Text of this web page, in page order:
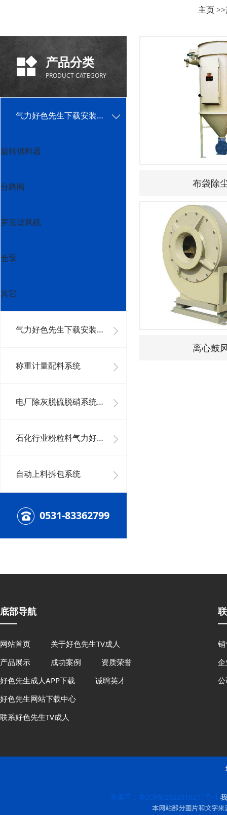
主页>>
产品分类
PRODUCT CATEGORY
气力好色先生下载安装单机设备
旋转供料器
分路阀
罗茨鼓风机
仓泵
其它
气力好色先生下载安装系统工程
称重计量配料系统
电厂除灰脱硫脱硝系统及其它好色先生下载安装系统
石化行业粉粒料气力好色先生下载安装系统
自动上料拆包系统
0531-83362799
布袋除
离心鼓
底部导航
网站首页
关于好色先生TV成人
产品展示
成功案例
资质荣誉
好色先生成人APP下载
诚聘英才
好色先生网站下载中心
联系好色先生TV成人
备案号：鲁ICP备2022010271号-1